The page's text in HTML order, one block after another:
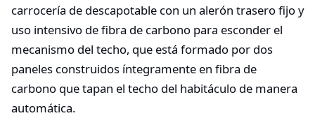
carrocería de descapotable con un alerón trasero fijo y
uso intensivo de fibra de carbono para esconder el
mecanismo del techo, que está formado por dos
paneles construidos íntegramente en fibra de
carbono que tapan el techo del habitáculo de manera
automática.